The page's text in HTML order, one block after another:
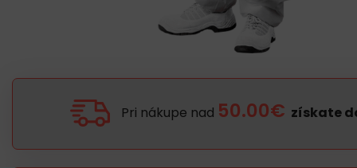
Pri nákupe nad 50.00€ získate